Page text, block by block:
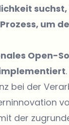
um
Open-
bei der
der